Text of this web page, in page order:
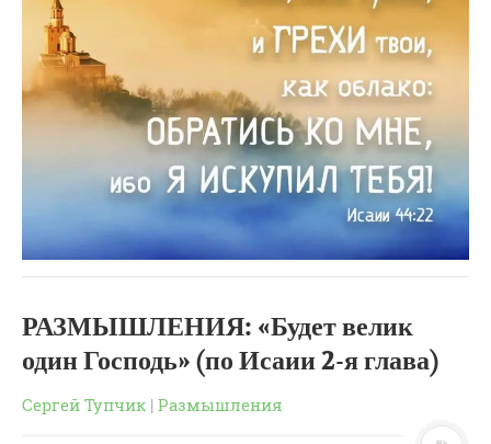
РАЗМЫШЛЕНИЯ: «Будет велик
один Господь» (по Исаии 2-я глава)
Сергей Тупчик | Размышления